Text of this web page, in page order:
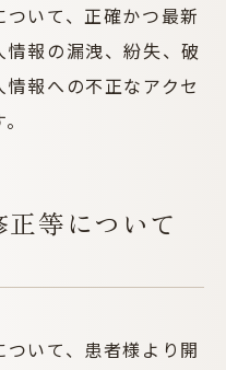
いて、正確かつ最新
報の漏洩、紛失、破
報への不正なアクセ
等について
いて、患者様より開